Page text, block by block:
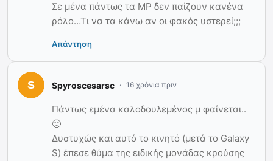
Σε μένα πάντως τα ΜΡ δεν παίζουν κανένα
ρόλο…Τι να τα κάνω αν οι φακός υστερεί;;;
Απάντηση
Spyroscesarsc 16 χρόνια πριν
Πάντως εμένα καλοδουλεμένος μ φαίνεται..
🙂
Δυστυχώς και αυτό το κινητό (μετά το Galaxy
S) έπεσε θύμα της ειδικής μονάδας κρούσης